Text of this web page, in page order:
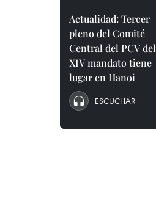
Actualidad: Tercer
pleno del Comité
Central del PCV del
XIV mandato tiene
lugar en Hanoi
ESCUCHAR